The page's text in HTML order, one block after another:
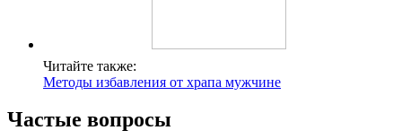
Читайте также:
Методы избавления от храпа мужчине
Частые вопросы